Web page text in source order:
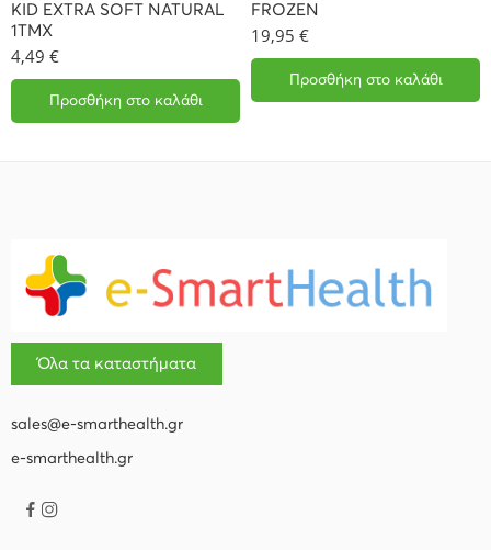
KID EXTRA SOFT NATURAL
1ΤΜΧ
4,49 €
Προσθήκη στο καλάθι
FROZEN
19,95 €
Προσθήκη στο καλάθι
Όλα τα καταστήματα
sales@e-smarthealth.gr
e-smarthealth.gr